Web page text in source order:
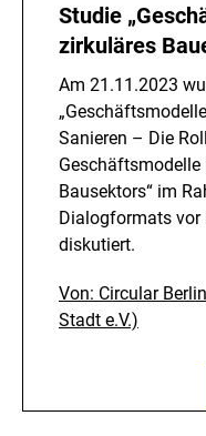
Studie
zirkuläres
Am 21.11.2023
Sanieren – Die
Bausektors“ im
Dialogformats vor
diskutiert.
Von: Circular
Stadt e.V.)